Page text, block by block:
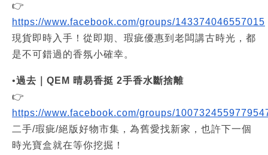
👉
https://www.facebook.com/groups/143374046557015
現貨即時入手！從即期、瑕疵優惠到老闆講古時光，都
是不可錯過的香氛小確幸。
•過去｜QEM 晴易香挺 2手香水斷捨離
👉
https://www.facebook.com/groups/
二手/瑕疵/絕版好物市集，為舊愛找新家，也許下一個
時光寶盒就在等你挖掘！